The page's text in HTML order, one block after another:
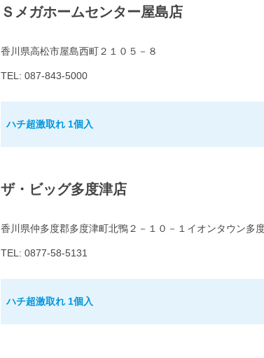
Ｓメガホームセンター屋島店
香川県高松市屋島西町２１０５－８
TEL: 087-843-5000
ハチ超激取れ 1個入
ザ・ビッグ多度津店
香川県仲多度郡多度津町北鴨２－１０－１イオンタウン多
TEL: 0877-58-5131
ハチ超激取れ 1個入